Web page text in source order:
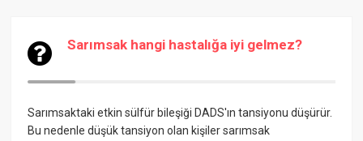
Sarımsak hangi hastalığa iyi gelmez?
Sarımsaktaki etkin sülfür bileşiği DADS'ın tansiyonu düşürür.
Bu nedenle düşük tansiyon olan kişiler sarımsak